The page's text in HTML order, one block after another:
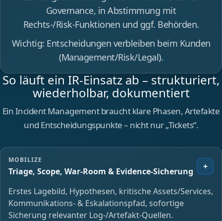
Governance, in Abstimmung mit
Rechts-/Risk‑Funktionen und ggf. Behörden.
Wichtig: Entscheidungen verbleiben beim Kunden
(Management/Risk/Legal).
So läuft ein IR‑Einsatz ab – strukturiert,
wiederholbar, dokumentiert
Ein Incident Management braucht klare Phasen, Artefakte
und Entscheidungspunkte – nicht nur „Tickets“.
MOBILIZE
Triage, Scope, War‑Room & Evidence‑Sicherung +
Erstes Lagebild, Hypothesen, kritische Assets/Services,
Kommunikations- & Eskalationspfad, sofortige
Sicherung relevanter Log‑/Artefakt‑Quellen.